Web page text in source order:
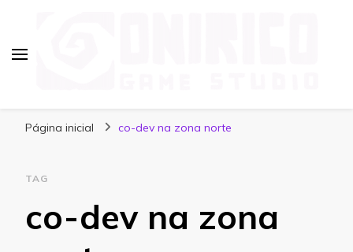
Página inicial co-dev na zona norte
TAG
co-dev na zona